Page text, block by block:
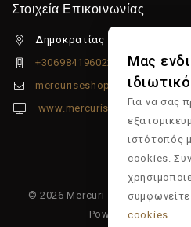
Στοιχεία Επικοινωνίας
Δημοκρατίας 5β Λιμένας
+306984196022
mercuriseshop@gmail.com
www.mercuriseshop.gr
© 2026 Mercuri - Είδη
Powered &
Μας
Για να σας
ιστότοπός
cookies.
cookies.